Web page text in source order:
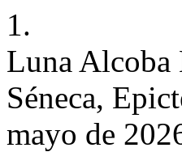
1.
Luna
Séneca,
mayo de